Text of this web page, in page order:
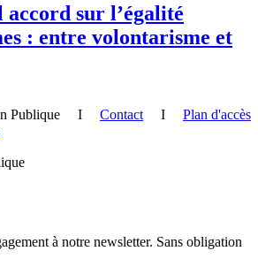
accord sur l’égalité
: entre volontarisme et
Publique I Contact I Plan d'accès
à notre newsletter. Sans obligation